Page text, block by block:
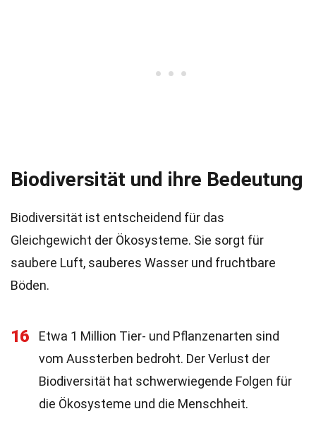
Biodiversität und ihre Bedeutung
Biodiversität ist entscheidend für das
Gleichgewicht der Ökosysteme. Sie sorgt für
saubere Luft, sauberes Wasser und fruchtbare
Böden.
16
Etwa 1 Million Tier- und Pflanzenarten sind
vom Aussterben bedroht. Der Verlust der
Biodiversität hat schwerwiegende Folgen für
die Ökosysteme und die Menschheit.